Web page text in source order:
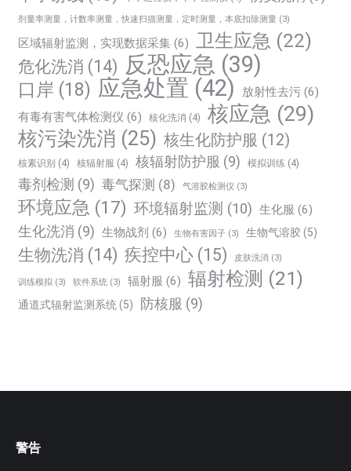
剂量率测量，计数率测量，快速扫描测量，定时测量，本底扣除测量 (3)
区域辐射监测，实现数据采集 (6) 卫生应急 (22)
危化洗消 (14) 反恐应急 (39)
口岸 (18) 应急处置 (42) 放射性去污 (6)
有毒有害气体检测仪 (6) 核化洗消 (4) 核应急 (29)
核污染洗消 (25) 核生化防护服 (12)
核素识别 (4) 核辐射服 (4) 核辐射防护服 (9) 模拟训练 (4)
毒剂检测 (9) 毒气探测 (8) 气溶胶检测仪 (3)
环境应急 (17) 环境辐射监测 (10) 生化服 (6)
生化洗消 (9) 生物战剂 (6) 生物有害因子 (3) 生物气溶胶(5)
生物洗消 (14) 疾控中心 (15) 皮肤洗消 (3)
训练模拟 (3) 软件系统 (3) 辐射服 (6) 辐射检测 (21)
通道式辐射监测系统 (5) 防核服 (9)
警告